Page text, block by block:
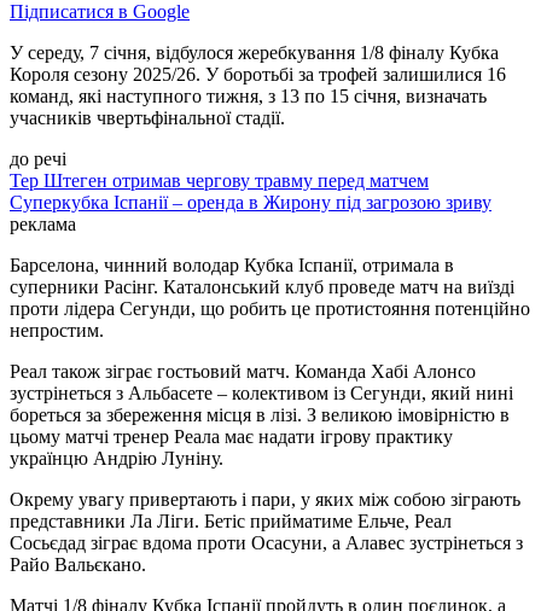
Підписатися в Google
У середу, 7 січня, відбулося жеребкування 1/8 фіналу Кубка
Короля сезону 2025/26. У боротьбі за трофей залишилися 16
команд, які наступного тижня, з 13 по 15 січня, визначать
учасників чвертьфінальної стадії.
до речі
Тер Штеген отримав чергову травму перед матчем
Суперкубка Іспанії – оренда в Жирону під загрозою зриву
реклама
Барселона, чинний володар Кубка Іспанії, отримала в
суперники Расінг. Каталонський клуб проведе матч на виїзді
проти лідера Сегунди, що робить це протистояння потенційно
непростим.
Реал також зіграє гостьовий матч. Команда Хабі Алонсо
зустрінеться з Альбасете – колективом із Сегунди, який нині
бореться за збереження місця в лізі. З великою імовірністю в
цьому матчі тренер Реала має надати ігрову практику
українцю Андрію Луніну.
Окрему увагу привертають і пари, у яких між собою зіграють
представники Ла Ліги. Бетіс прийматиме Ельче, Реал
Сосьєдад зіграє вдома проти Осасуни, а Алавес зустрінеться з
Райо Вальєкано.
Матчі 1/8 фіналу Кубка Іспанії пройдуть в один поєдинок, а